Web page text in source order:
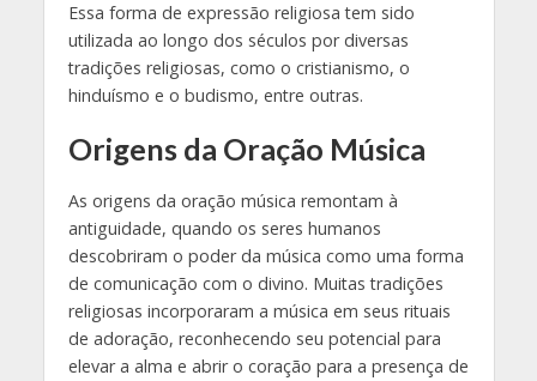
Essa forma de expressão religiosa tem sido
utilizada ao longo dos séculos por diversas
tradições religiosas, como o cristianismo, o
hinduísmo e o budismo, entre outras.
Origens da Oração Música
As origens da oração música remontam à
antiguidade, quando os seres humanos
descobriram o poder da música como uma forma
de comunicação com o divino. Muitas tradições
religiosas incorporaram a música em seus rituais
de adoração, reconhecendo seu potencial para
elevar a alma e abrir o coração para a presença de